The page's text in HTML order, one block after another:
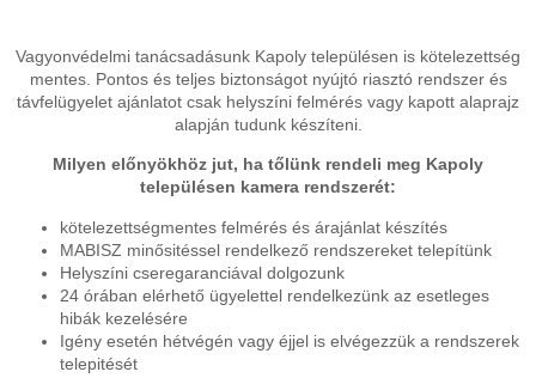
Vagyonvédelmi tanácsadásunk Kapoly településen is kötelezettség
mentes. Pontos és teljes biztonságot nyújtó riasztó rendszer és
távfelügyelet ajánlatot csak helyszíni felmérés vagy kapott alaprajz
alapján tudunk készíteni.
Milyen előnyökhöz jut, ha tőlünk rendeli meg Kapoly
településen kamera rendszerét:
kötelezettségmentes felmérés és árajánlat készítés
MABISZ minősitéssel rendelkező rendszereket telepítünk
Helyszíni cseregaranciával dolgozunk
24 órában elérhető ügyelettel rendelkezünk az esetleges
hibák kezelésére
Igény esetén hétvégén vagy éjjel is elvégezzük a rendszerek
telepitését